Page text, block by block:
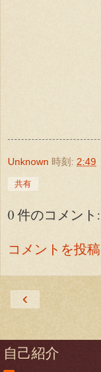
Unknown 時刻: 2:49
共有
0 件のコメント:
コメントを投稿
‹
自己紹介